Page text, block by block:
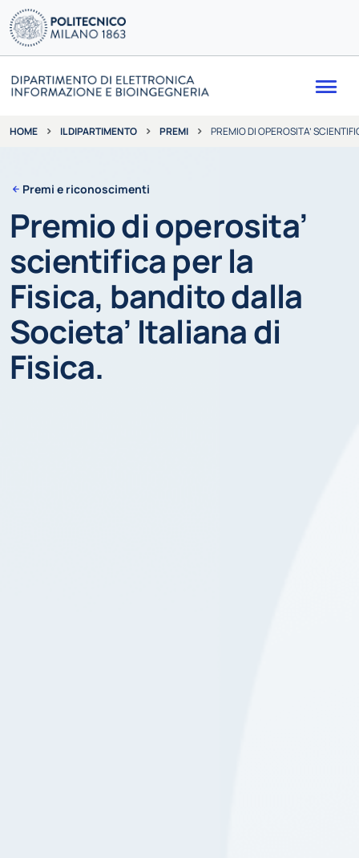
HOME IL DIPARTIMENTO PREMI PREMIO DI OPEROSITA’
Premi e riconoscimenti
Premio di operosita’
scientifica per la
Fisica, bandito dalla
Societa’ Italiana di
Fisica.